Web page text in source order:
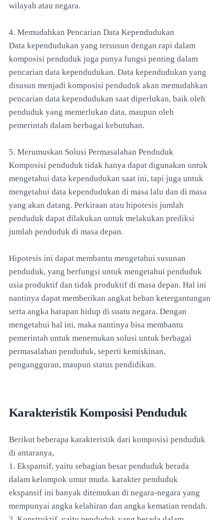
wilayah atau negara.
4. Memudahkan Pencarian Data Kependudukan
Data kependudukan yang tersusun dengan rapi dalam
komposisi penduduk juga punya fungsi penting dalam
pencarian data kependudukan. Data kependudukan yang
disusun menjadi komposisi penduduk akan memudahkan
pencarian data kependudukan saat diperlukan, baik oleh
penduduk yang memerlukan data, maupun oleh
pemerintah dalam berbagai kebutuhan.
5. Merumuskan Solusi Permasalahan Penduduk
Komposisi penduduk tidak hanya dapat digunakan untuk
mengetahui data kependudukan saat ini, tapi juga untuk
mengetahui data kependudukan di masa lalu dan di masa
yang akan datang. Perkiraan atau hipotesis jumlah
penduduk dapat dilakukan untuk melakukan prediksi
jumlah penduduk di masa depan.
Hipotesis ini dapat membantu mengetahui susunan
penduduk, yang berfungsi untuk mengetahui penduduk
usia produktif dan tidak produktif di masa depan. Hal ini
nantinya dapat memberikan angkat beban ketergantungan
serta angka harapan hidup di suatu negara. Dengan
mengetahui hal ini, maka nantinya bisa membantu
pemerintah untuk menemukan solusi untuk berbagai
permasalahan penduduk, seperti kemiskinan,
pengangguran, maupun status pendidikan.
Karakteristik Komposisi Penduduk
Berikut beberapa karakteristik dari komposisi penduduk
di antaranya,
1. Ekspansif, yaitu sebagian besar penduduk berada
dalam kelompok umur muda. karakter penduduk
ekspansif ini banyak ditemukan di negara-negara yang
mempunyai angka kelahiran dan angka kematian rendah.